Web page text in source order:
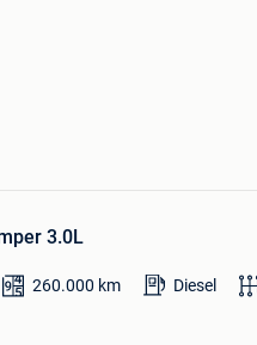
3.0L
260.000 km Diesel